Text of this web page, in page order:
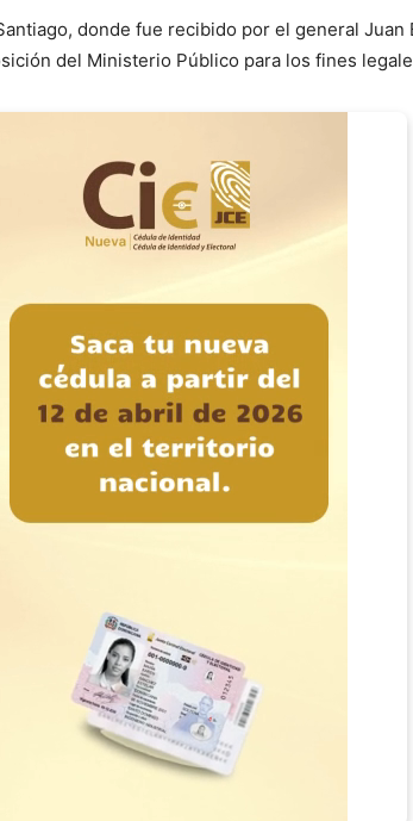
donde fue recibido por el general Juan
del Ministerio Público para los fines